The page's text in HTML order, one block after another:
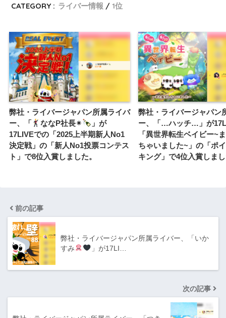
CATEGORY : ライバー情報 1位
弊社・ライバージャパン所属ライバ
ー、「
ななP社長✴︎
」が
17LIVEでの「2025上半期新人No1
決定戦」の「新人No1投票コンテス
ト」で8位入賞しました。
弊社・ライバージャパン
ー、「…ハッチ…」が
「異世界転生ベイビー~
ちゃいました~」の「ポ
キング」で4位入賞しま
前の記事
弊社・ライバージャパン所属ライバー、「いか
すみ
」が17LI…
次の記事